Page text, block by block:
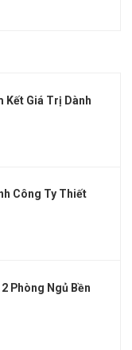
Kết Giá Trị Dành
Công Ty Thiết
Phòng Ngủ Bền